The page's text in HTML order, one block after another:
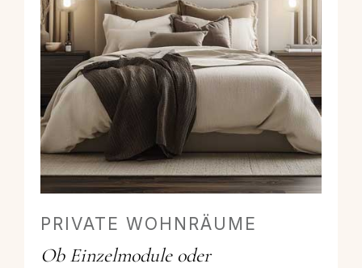
PRIVATE WOHNRÄUME
Ob Einzelmodule oder